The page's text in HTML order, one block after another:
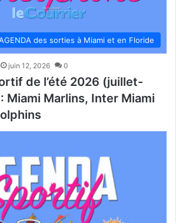
des sorties à Miami et en Floride
juin 12, 2026 0
de l’été 2026 (juillet-
Miami Marlins, Inter Miami